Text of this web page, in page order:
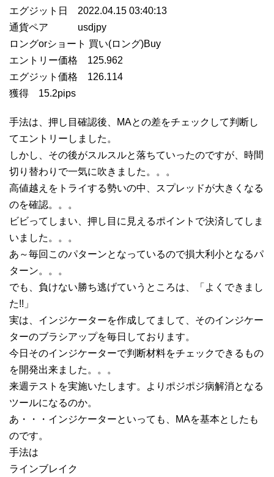
エグジット日 2022.04.15 03:40:13
通貨ペア usdjpy
ロングorショート 買い(ロング)Buy
エントリー価格 125.962
エグジット価格 126.114
獲得 15.2pips
手法は、押し目確認後、MAとの差をチェックして判断し
てエントリーしました。
しかし、その後がスルスルと落ちていったのですが、時間
切り替わりで一気に吹きました。。。
高値越えをトライする勢いの中、スプレッドが大きくなる
のを確認。。。
ビビってしまい、押し目に見えるポイントで決済してしま
いました。。。
あ～毎回このパターンとなっているので損大利小となるパ
ターン。。。
でも、負けない勝ち逃げていうところは、「よくできまし
た!!」
実は、インジケーターを作成してまして、そのインジケー
ターのブラシアップを毎日しております。
今日そのインジケーターで判断材料をチェックできるもの
を開発出来ました。。。
来週テストを実施いたします。よりポジポジ病解消となる
ツールになるのか。
あ・・・インジケーターといっても、MAを基本としたも
のです。
手法は
ラインブレイク